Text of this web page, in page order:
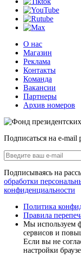
О нас
Магазин
Реклама
Контакты
Команда
Вакансии
Партнеры
Архив номеров
Подписаться на e-mail
Подписываясь на
обработки
конфиденциальности
Политика
Правила
Мы используем
сервисов и
Если вы не
настройки